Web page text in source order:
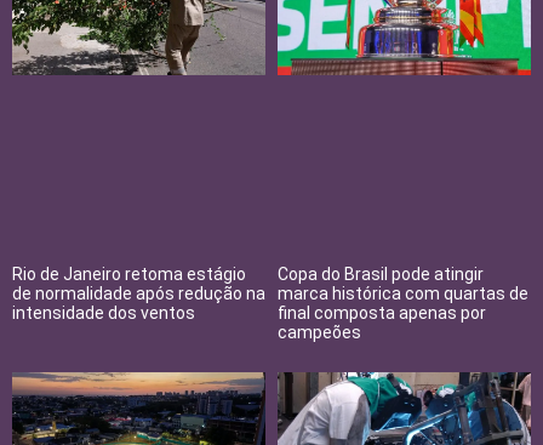
Rio de Janeiro retoma estágio
de normalidade após redução na
intensidade dos ventos
Copa do Brasil pode atingir
marca histórica com quartas de
final composta apenas por
campeões